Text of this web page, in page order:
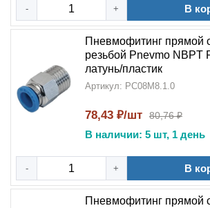
- + В
Пневмофитинг прямой
резьбой Pnevmo NBPT
латунь/пластик
Артикул: PC08M8.1.0
78,43 ₽/шт 80,76 ₽
В наличии: 5 шт, 1 день
- + В
Пневмофитинг прямой